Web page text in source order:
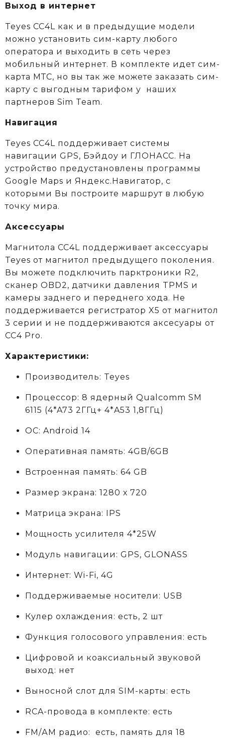
Выход в интернет
Teyes CC4L как и в предыдущие модели
можно установить сим-карту любого
оператора и выходить в сеть через
мобильный интернет. В комплекте идет сим-
карта МТС, но вы так же можете заказать сим-
карту с выгодным тарифом у
наших
партнеров Sim Team.
Навигация
Teyes CC4L поддерживает системы
навигации GPS, Бэйдоу и ГЛОНАСС. На
устройство предустановлены программы
Google Maps и Яндекс.Навигатор, с
которыми Вы построите маршрут в любую
точку мира.
Аксессуары
Магнитола CC4L поддерживает аксессуары
Teyes от магнитол предыдущего поколения.
Вы можете подключить парктроники R2,
сканер OBD2, датчики давления TPMS и
камеры заднего и переднего хода. Не
поддерживается регистратор X5 от магнитол
3 серии и не поддерживаются аксеcуары от
CC4 Pro.
Характеристики:
Производитель: Teyes
Процессор: 8 ядерный Qualcomm SM
6115 (4*A73 2ГГц+ 4*A53 1,8ГГц)
ОС: Android 14
Оперативная память: 4GB/6GB
Встроенная память: 64 GB
Размер экрана: 1280 х 720
Матрица экрана: IPS
Мощность усилителя 4*25W
Модуль навигации: GPS, GLONASS
Интернет: Wi-Fi, 4G
Поддерживаемые носители: USB
Кулер охлаждения: есть, 2 шт
Функция голосового управления: есть
Цифровой и коаксиальный звуковой
выход: нет
Выносной слот для SIM-карты: есть
RCA-провода в комплекте: есть
FM/АM радио: есть, память для 18